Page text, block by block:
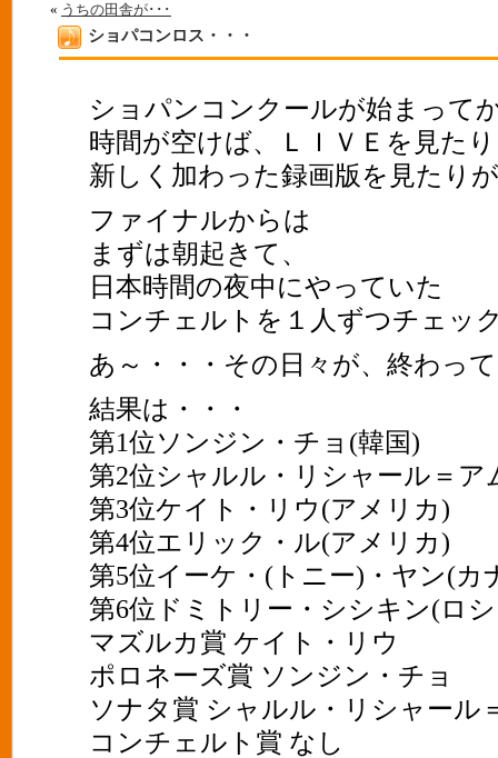
« うちの田舎が･･･
ショパコンロス・・・
ショパンコンクールが始まって
時間が空けば、ＬＩＶＥを見たり
新しく加わった録画版を見たり
ファイナルからは
まずは朝起きて、
日本時間の夜中にやっていた
コンチェルトを１人ずつチェッ
あ～・・・その日々が、終わっ
結果は・・・
第1位ソンジン・チョ(韓国)
第2位シャルル・リシャール＝ア
第3位ケイト・リウ(アメリカ)
第4位エリック・ル(アメリカ)
第5位イーケ・(トニー)・ヤン(カ
第6位ドミトリー・シシキン(ロ
マズルカ賞 ケイト・リウ
ポロネーズ賞 ソンジン・チョ
ソナタ賞 シャルル・リシャール
コンチェルト賞 なし